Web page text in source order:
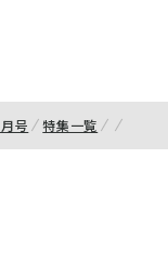
号 特集一覧